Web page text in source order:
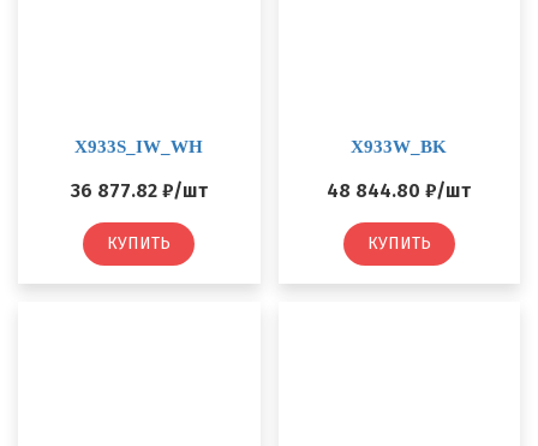
X933S_IW_WH
36 877.82 ₽/шт
КУПИТЬ
X933W_BK
48 844.80 ₽/шт
КУПИТЬ